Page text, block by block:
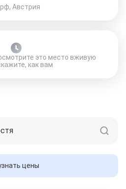
Австрия
это место вживую
как вам
цены